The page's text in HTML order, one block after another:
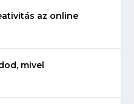
az online
mivel